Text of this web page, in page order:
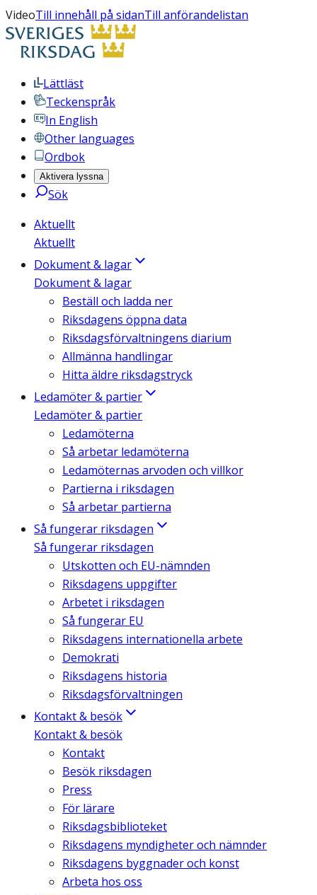
VideoTill innehåll på sidanTill anförandelistan
Lättläst
Teckenspråk
In English
Other languages
Ordbok
Aktivera lyssna
Sök
Aktuellt
Aktuellt
Dokument & lagar
Dokument & lagar
Beställ och ladda ner
Riksdagens öppna data
Riksdagsförvaltningens diarium
Allmänna handlingar
Hitta äldre riksdagstryck
Ledamöter & partier
Ledamöter & partier
Ledamöterna
Så arbetar ledamöterna
Ledamöternas arvoden och villkor
Partierna i riksdagen
Så arbetar partierna
Så fungerar riksdagen
Så fungerar riksdagen
Utskotten och EU-nämnden
Riksdagens uppgifter
Arbetet i riksdagen
Så fungerar EU
Riksdagens internationella arbete
Demokrati
Riksdagens historia
Riksdagsförvaltningen
Kontakt & besök
Kontakt & besök
Kontakt
Besök riksdagen
Press
För lärare
Riksdagsbiblioteket
Riksdagens myndigheter och nämnder
Riksdagens byggnader och konst
Arbeta hos oss